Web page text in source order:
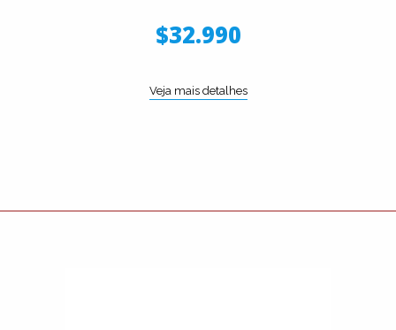
$32.990
Veja mais detalhes